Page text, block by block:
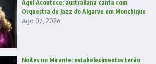
Aqui Acontece: australiana canta com
Orquestra de Jazz do Algarve em Monchique
Ago 07, 2026
Noites no Mirante: estabelecimentos terão